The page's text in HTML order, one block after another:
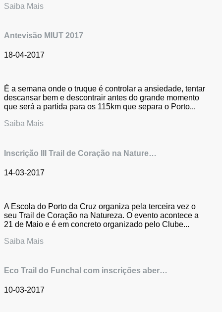
Saiba Mais
Antevisão MIUT 2017
18-04-2017
É a semana onde o truque é controlar a ansiedade, tentar
descansar bem e descontrair antes do grande momento
que será a partida para os 115km que separa o Porto...
Saiba Mais
Inscrição III Trail de Coração na Nature…
14-03-2017
A Escola do Porto da Cruz organiza pela terceira vez o
seu Trail de Coração na Natureza. O evento acontece a
21 de Maio e é em concreto organizado pelo Clube...
Saiba Mais
Eco Trail do Funchal com inscrições aber…
10-03-2017